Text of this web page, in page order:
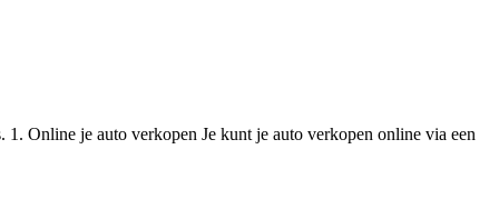
Online je auto verkopen Je kunt je auto verkopen online via een